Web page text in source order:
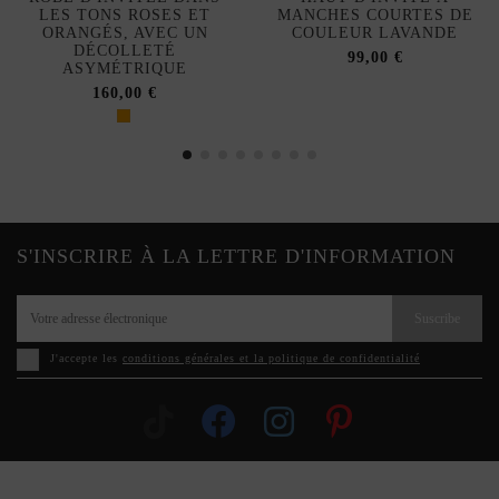
LES TONS ROSES ET
ORANGÉS, AVEC UN
DÉCOLLETÉ
ASYMÉTRIQUE
160,00 €
MANCHES COURTES DE
COULEUR LAVANDE
99,00 €
S'INSCRIRE À LA LETTRE D'INFORMATION
J'accepte les conditions générales et la politique de confidentialité